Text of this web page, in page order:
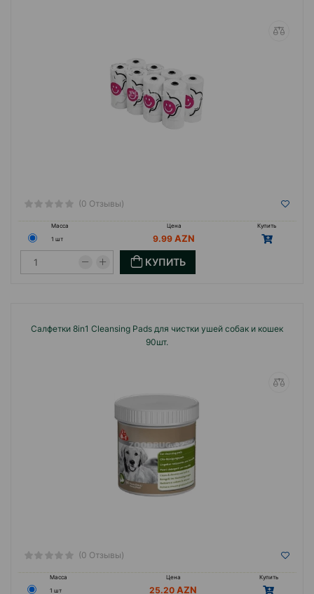
(0 Отзывы)
Масса Цена
Купить
1 шт
9.99
КУПИТЬ
Салфетки 8in1 Cleansing Pads для чистки ушей собак и кошек
90шт.
(0 Отзывы)
Масса Цена
Купить
1 шт
25.20